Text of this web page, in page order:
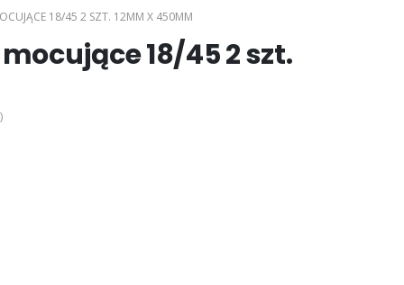
18/45 2 SZT. 12MM X 450MM
mocujące 18/45 2 szt.